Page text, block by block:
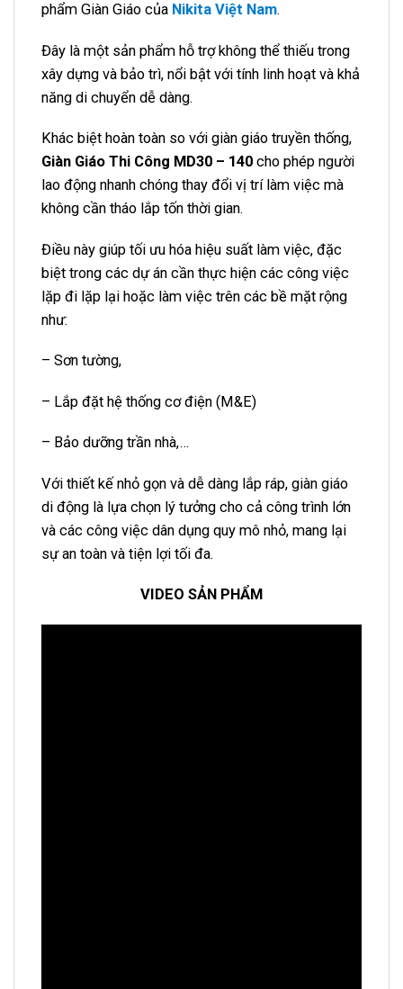
phẩm Giàn Giáo của Nikita Việt Nam.
Đây là một sản phẩm hỗ trợ không thể thiếu trong
xây dựng và bảo trì, nổi bật với tính linh hoạt và khả
năng di chuyển dễ dàng.
Khác biệt hoàn toàn so với giàn giáo truyền thống,
Giàn Giáo Thi Công MD30 – 140 cho phép người
lao động nhanh chóng thay đổi vị trí làm việc mà
không cần tháo lắp tốn thời gian.
Điều này giúp tối ưu hóa hiệu suất làm việc, đặc
biệt trong các dự án cần thực hiện các công việc
lặp đi lặp lại hoặc làm việc trên các bề mặt rộng
như:
– Sơn tường,
– Lắp đặt hệ thống cơ điện (M&E)
– Bảo dưỡng trần nhà,…
Với thiết kế nhỏ gọn và dễ dàng lắp ráp, giàn giáo
di động là lựa chọn lý tưởng cho cả công trình lớn
và các công việc dân dụng quy mô nhỏ, mang lại
sự an toàn và tiện lợi tối đa.
VIDEO SẢN PHẨM